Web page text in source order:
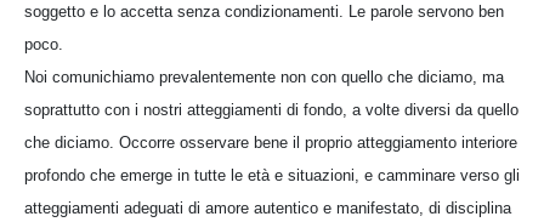
soggetto e lo accetta senza condizionamenti. Le parole servono ben
poco.
Noi comunichiamo prevalentemente non con quello che diciamo, ma
soprattutto con i nostri atteggiamenti di fondo, a volte diversi da quello
che diciamo. Occorre osservare bene il proprio atteggiamento interiore
profondo che emerge in tutte le età e situazioni, e camminare verso gli
atteggiamenti adeguati di amore autentico e manifestato, di disciplina